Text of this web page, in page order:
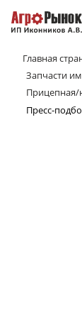
Главная
Запчасти
Прицепная/
Пресс-